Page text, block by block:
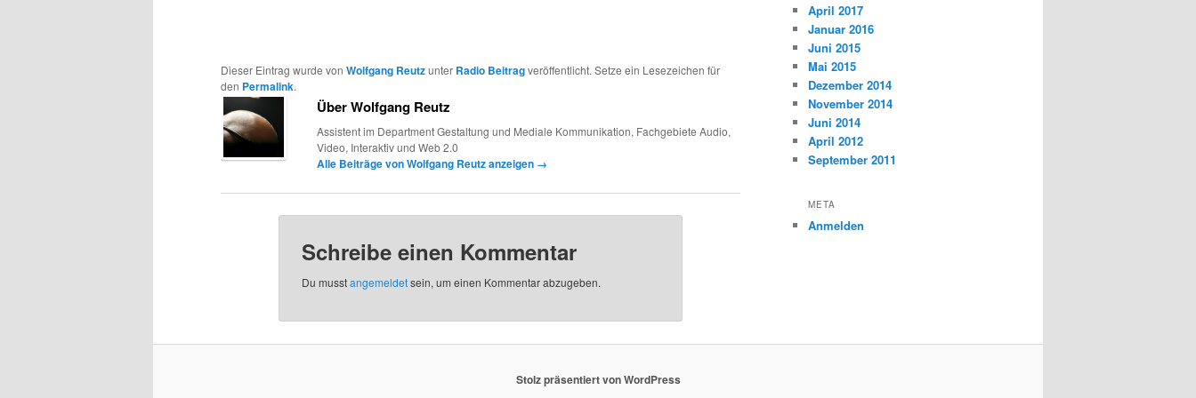
increase
Dieser Eintrag wurde von Wolfgang Reutzunter Radio Beitragveröffentlicht. Setze ein Lesezeichen für
den Permalink.
Über Wolfgang Reutz
Assistent im Department Gestaltung und Mediale Kommunikation, Fachgebiete Audio,
Video, Interaktiv und Web 2.0
Alle Beiträge von Wolfgang Reutz anzeigen →
Schreibe einen Kommentar
Du musstangemeldetsein, um einen Kommentar abzugeben.
April 2017
Januar 2016
Juni 2015
Mai 2015
Dezember 2014
November 2014
Juni 2014
April 2012
September 2011
META
Anmelden
Stolz präsentiert von WordPress